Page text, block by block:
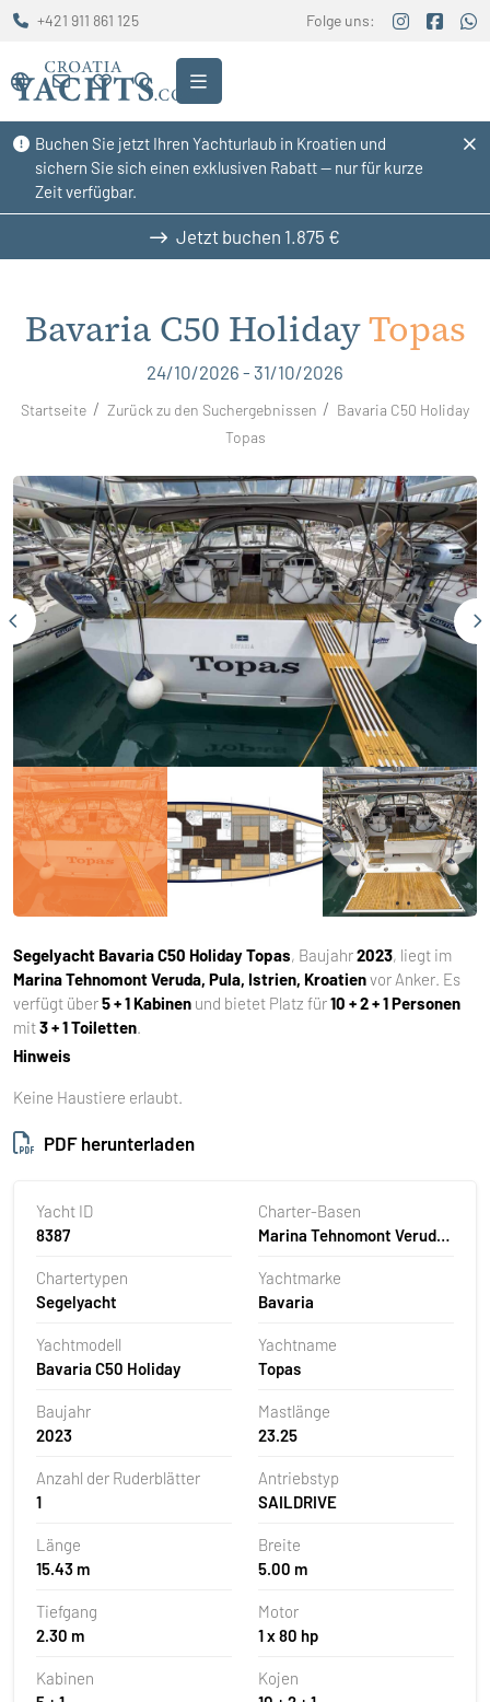
Buchen Sie jetzt Ihren Yachturlaub in Kroatien und
sichern Sie sich einen exklusiven Rabatt — nur für kurze
Zeit verfügbar.
+421 911 861 125 Folge uns:
Jetzt buchen 1.875 €
Bavaria C50 HolidayTopas
24/10/2026 - 31/10/2026
Startseite Zurück zu den Suchergebnissen
Bavaria C50 Holiday
Topas
Segelyacht Bavaria C50 Holiday Topas, Baujahr2023, liegt im
Marina Tehnomont Veruda, Pula, Istrien, Kroatienvor Anker. Es
verfügt über5 + 1 Kabinen und bietet Platz für10 + 2 + 1 Personen
mit3 + 1 Toiletten.
Hinweis
Keine Haustiere erlaubt.
PDF herunterladen
Yacht ID
8387
Charter-Basen
Marina Tehnomont Veruda,
Chartertypen
Segelyacht
Yachtmarke
Bavaria
Yachtmodell
Bavaria C50 Holiday
Yachtname
Topas
Baujahr
2023
Mastlänge
23.25
Anzahl der Ruderblätter
1
Antriebstyp
SAILDRIVE
Länge
15.43 m
Breite
5.00 m
Tiefgang
2.30 m
Motor
1 x 80 hp
Kabinen
Kojen